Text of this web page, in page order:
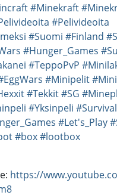
#Minekraft
#Pelivideoita
#Suomi #Finland
#Hunger_Games
#TeppoPvP
#Minipelit
#Tekkit#SG
#Yksinpeli #Survival
#Let's_Play
#box#lootbox
https://